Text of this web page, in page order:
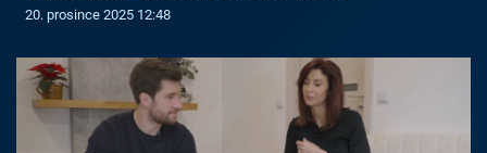
20. prosince 2025 12:48